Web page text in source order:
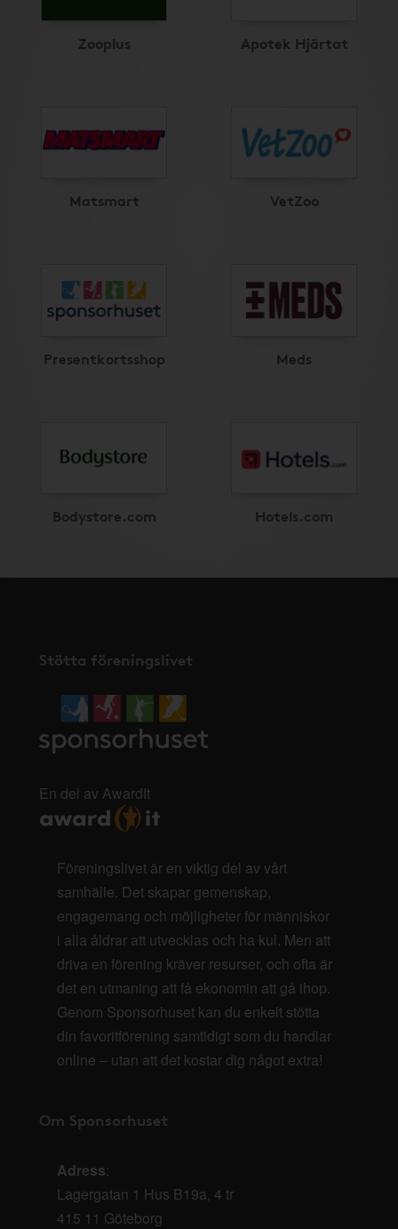
Zooplus Apotek Hjärtat
Matsmart VetZoo
Presentkortsshop Meds
Bodystore.com Hotels.com
Stötta föreningslivet
En del av AwardIt
Föreningslivet är en viktig del av vårt
samhälle. Det skapar gemenskap,
engagemang och möjligheter för människor
i alla åldrar att utvecklas och ha kul. Men att
driva en förening kräver resurser, och ofta är
det en utmaning att få ekonomin att gå ihop.
Genom Sponsorhuset kan du enkelt stötta
din favoritförening samtidigt som du handlar
online – utan att det kostar dig något extra!
Om Sponsorhuset
Adress:
Lagergatan 1 Hus B19a, 4 tr
415 11 Göteborg